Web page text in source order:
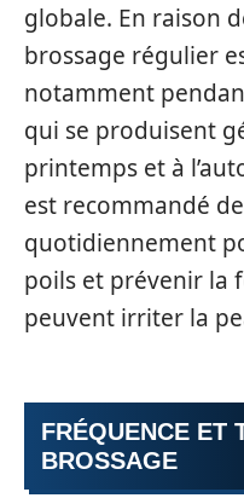
globale. En raison
brossage régulier
notamment
qui se produisent
printemps et à
est recommandé
quotidiennement
poils et prévenir la
peuvent irriter la
FRÉQUENCE ET
BROSSAGE